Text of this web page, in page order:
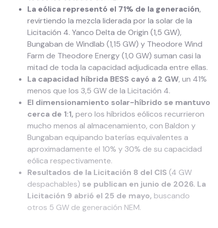
La eólica representó el 71% de la generación,
revirtiendo la mezcla liderada por la solar de la
Licitación 4. Yanco Delta de Origin (1,5 GW),
Bungaban de Windlab (1,15 GW) y Theodore Wind
Farm de Theodore Energy (1,0 GW) suman casi la
mitad de toda la capacidad adjudicada entre ellas.
La capacidad híbrida BESS cayó a 2 GW, un 41%
menos que los 3,5 GW de la Licitación 4.
El dimensionamiento solar-híbrido se mantuvo
cerca de 1:1, pero los híbridos eólicos recurrieron
mucho menos al almacenamiento, con Baldon y
Bungaban equipando baterías equivalentes a
aproximadamente el 10% y 30% de su capacidad
eólica respectivamente.
Resultados de la Licitación 8 del CIS (4 GW
despachables) se publican en junio de 2026. La
Licitación 9 abrió el 25 de mayo, buscando
otros 5 GW de generación NEM.